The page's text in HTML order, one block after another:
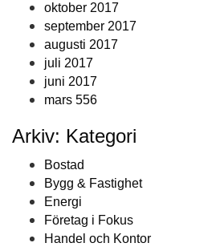
oktober 2017
september 2017
augusti 2017
juli 2017
juni 2017
mars 556
Arkiv: Kategori
Bostad
Bygg & Fastighet
Energi
Företag i Fokus
Handel och Kontor